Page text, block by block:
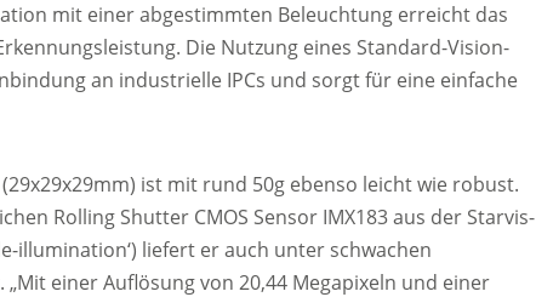
mit einer abgestimmten Beleuchtung erreicht das
Die Nutzung eines Standard-Vision-
an industrielle IPCs und sorgt für eine einfache
ist mit rund 50g ebenso leicht wie robust.
Rolling Shutter CMOS Sensor IMX183 aus der Starvis-
illumination‘) liefert er auch unter schwachen
einer Auflösung von 20,44 Megapixeln und einer